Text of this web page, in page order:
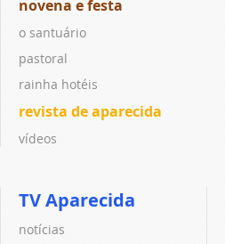
novena e festa
o santuário
pastoral
rainha hotéis
revista de aparecida
vídeos
TV Aparecida
notícias